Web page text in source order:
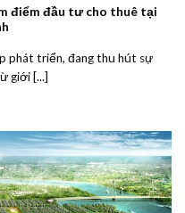
điểm đầu tư cho thuê tại
phát triển, đang thu hút sự
giới [...]